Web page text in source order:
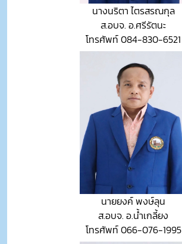
นางนริตา ไตรสรณกุล
ส.อบจ. อ.ศรีรัตนะ
โทรศัพท์ 084-830-6521
นายยงค์ พงษ์ลุน
ส.อบจ. อ.น้ำเกลี้ยง
โทรศัพท์ 066-076-1995